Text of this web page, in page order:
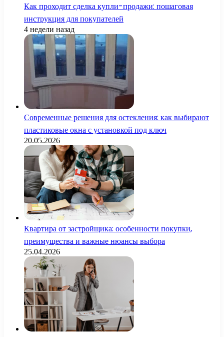
Как проходит сделка купли-продажи: пошаговая
инструкция для покупателей
4 недели назад
Современные решения для остекления: как выбирают
пластиковые окна с установкой под ключ
20.05.2026
Квартира от застройщика: особенности покупки,
преимущества и важные нюансы выбора
25.04.2026